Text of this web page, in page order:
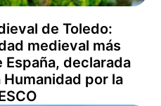
de Toledo:
medieval más
declarada
por la